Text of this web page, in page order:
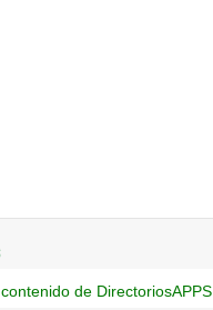
de DirectoriosAPPS